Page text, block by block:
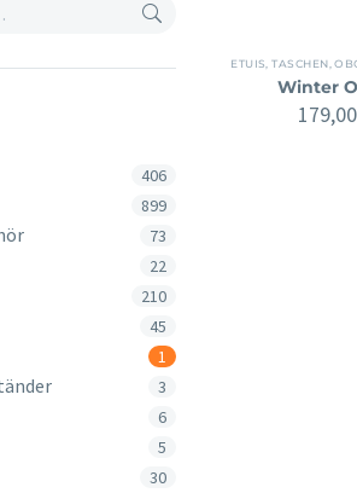
406
899
73
22
210
45
1
3
6
5
30
ETUIS, TASCHEN ,
Winter
179,00